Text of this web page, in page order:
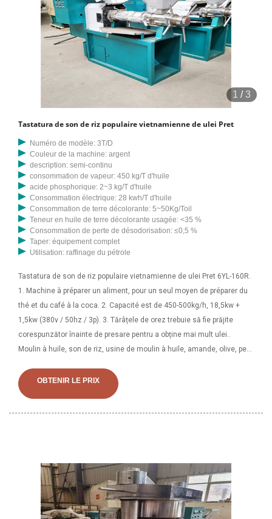
1 /3
Tastatura de son de riz populaire vietnamienne de ulei Pret
Numéro de modèle: 3T/D
Couleur de la machine: argent
description: semi-continu
consommation de vapeur: 450 kg/T d'huile
acide phosphorique: 2~3 kg/T d'huile
Consommation électrique: 28 kwh/T d'huile
Consommation de terre décolorante: 5~50Kg/Toil
Teneur en huile de terre décolorante usagée: <35 %
Consommation de perte de désodorisation: ≤0,5 %
Taper: équipement complet
Utilisation: raffinage du pétrole
Tastatura de son de riz populaire vietnamienne de ulei Pret 6YL-160R.
1. Machine à préparer un aliment, pour un seul moyen de préparer du
thé et du café à la coca. 2. Capacité est de 450-500kg/h, 18,5kw +
1,5kw (380v / 50hz / 3p). 3. Tărâțele de orez trebuie să fie prăjite
corespunzător înainte de presare pentru a obține mai mult ulei..
Moulin à huile, son de riz, usine de moulin à huile, amande, olive, petit
ensemble (commande minimum). CN 5 ANS. Taux de réponse de 89,6
%. 4.6 (2) Contacter le fournisseur. Annonce. 1/5. machine
OBTENIR LE PRIX